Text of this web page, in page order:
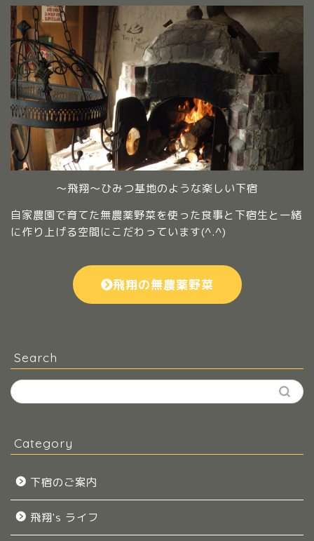
～飛翔～ひみつ基地のような楽しい下宿
自家農園で育てた無農薬野菜を使った食事と下宿生と一緒
に作り上げる空間にこだわっています(^.^)
飛翔の無農薬野菜
Search
Category
下宿のご案内
飛翔's ライフ